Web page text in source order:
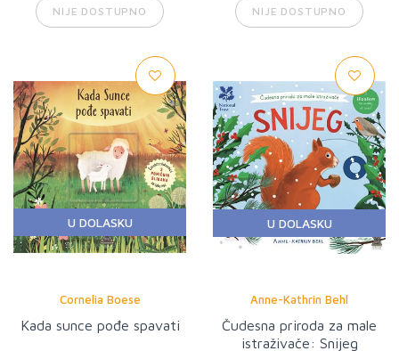
NIJE DOSTUPNO NIJE DOSTUPNO
U DOLASKU
Cornelia Boese
Kada sunce pođe spavati
U DOLASKU
Anne-Kathrin Behl
Čudesna priroda za male
istraživače: Snijeg